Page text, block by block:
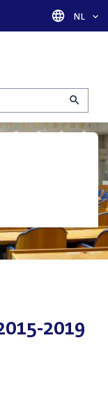
Taal
NL
2019